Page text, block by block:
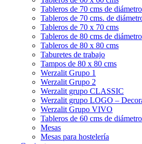
Tableros de 70 cms de diámetro
Tableros de 70 cms. de
Tableros de 70 x 70 cms
Tableros de 80 cms de diámetro
Tableros de 80 x 80 cms
Taburetes de trabajo
Tampos de 80 x 80 cms
Werzalit Grupo 1
Werzalit Grupo 2
Werzalit grupo CLASSIC
Werzalit grupo LOGO –
Werzalit Grupo VIVO
Tableros de 60 cms de
Mesas
Mesas para hostelería